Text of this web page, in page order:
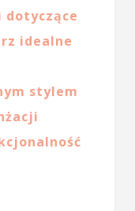
dotyczące
idealne
stylem